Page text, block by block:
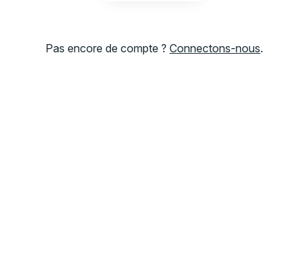
Pas encore de compte ? Connectons-nous.